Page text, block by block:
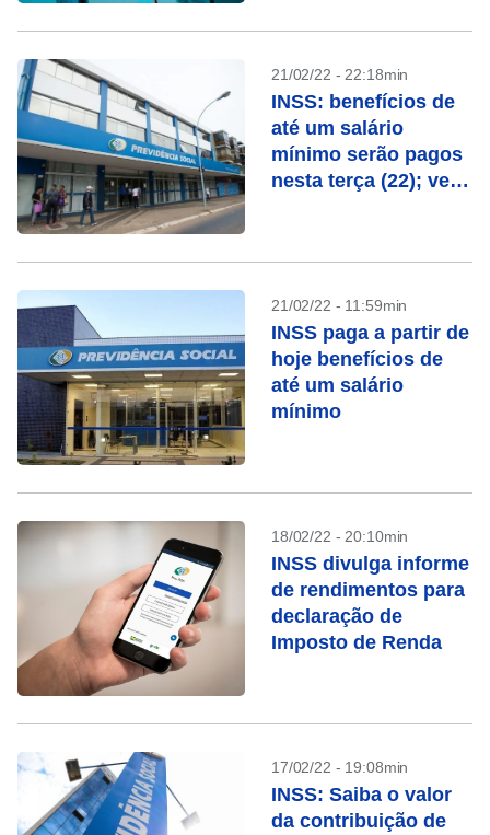
21/02/22 - 22:18min
INSS: benefícios de
até um salário
mínimo serão pagos
nesta terça (22); veja
21/02/22 - 11:59min
INSS paga a partir de
hoje benefícios de
até um salário
mínimo
18/02/22 - 20:10min
INSS divulga informe
de rendimentos para
declaração de
Imposto de Renda
17/02/22 - 19:08min
INSS: Saiba o valor
da contribuição de